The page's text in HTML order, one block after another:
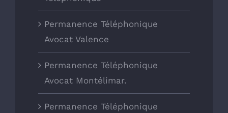
Permanence Téléphonique
Avocat Valence
Permanence Téléphonique
Avocat Montélimar.
Permanence Téléphonique